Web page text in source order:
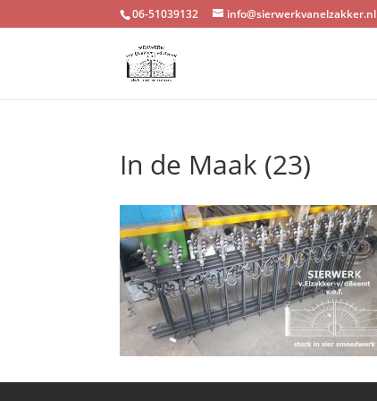
06-51039132 info@sierwerkvanelzakker.nl
In de Maak (23)